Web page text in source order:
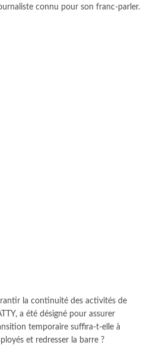
connu pour son franc-parler.
la continuité des activités de
a été désigné pour assurer
temporaire suffira-t-elle à
et redresser la barre ?